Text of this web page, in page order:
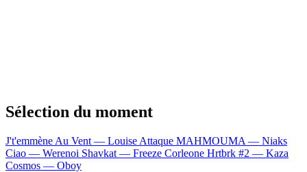
Sélection du moment
J't'emmène Au Vent — Louise Attaque MAHMOUMA — Niaks
Ciao — Werenoi Shavkat — Freeze Corleone Hrtbrk #2 — Kaza
Cosmos — Oboy